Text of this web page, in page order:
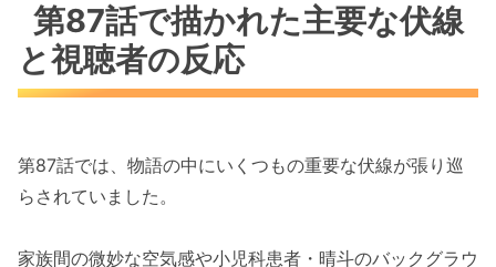
第87話で描かれた主要な伏線
と視聴者の反応
第87話では、物語の中にいくつもの重要な伏線が張り巡
らされていました。
家族間の微妙な空気感や小児科患者・晴斗のバックグラウ